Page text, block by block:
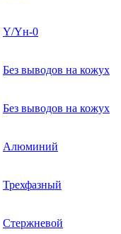
Y/Yн-0
Без выводов на кожух
Без выводов на кожух
Алюминий
Трехфазный
Стержневой